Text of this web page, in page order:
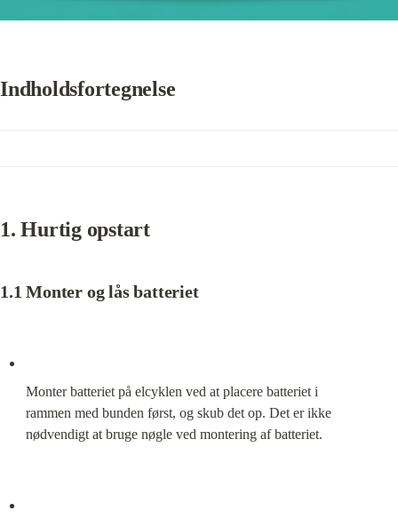
Indholdsfortegnelse
1. Hurtig opstart
1.1 Monter og lås batteriet
Monter batteriet på elcyklen ved at placere batteriet i
rammen med bunden først, og skub det op. Det er ikke
nødvendigt at bruge nøgle ved montering af batteriet.